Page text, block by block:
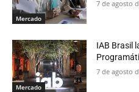
Mercado
7 de agosto
Mercado
IAB Brasil
7 de agosto